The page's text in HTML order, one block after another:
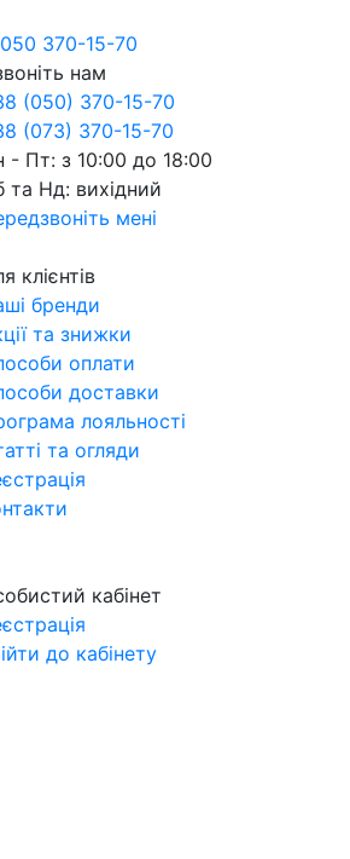
370-15-70
нам
(050) 370-15-70
(073) 370-15-70
- Пт: з 10:00 до 18:00
та Нд: вихідний
мені
клієнтів
бренди
та знижки
оплати
доставки
лояльності
та огляди
кабінет
до кабінету